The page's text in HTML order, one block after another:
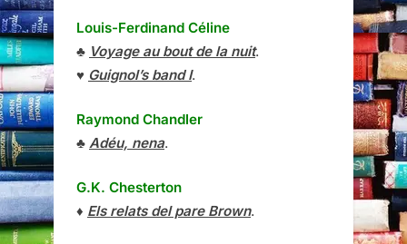
Louis-Ferdinand Céline
♣ Voyage au bout de la nuit.
♥ Guignol’s band I.
Raymond Chandler
♣ Adéu, nena.
G.K. Chesterton
♦ Els relats del pare Brown.